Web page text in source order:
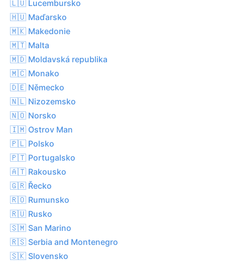
🇱🇺 Lucembursko
🇭🇺 Maďarsko
🇲🇰 Makedonie
🇲🇹 Malta
🇲🇩 Moldavská republika
🇲🇨 Monako
🇩🇪 Německo
🇳🇱 Nizozemsko
🇳🇴 Norsko
🇮🇲 Ostrov Man
🇵🇱 Polsko
🇵🇹 Portugalsko
🇦🇹 Rakousko
🇬🇷 Řecko
🇷🇴 Rumunsko
🇷🇺 Rusko
🇸🇲 San Marino
🇷🇸 Serbia and Montenegro
🇸🇰 Slovensko